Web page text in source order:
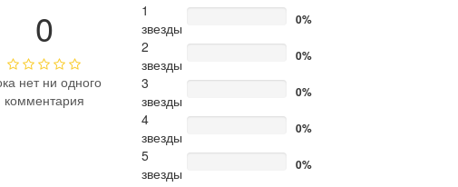
0
нет ни одного
комментария
1
звезды
0%
2
звезды
0%
3
звезды
0%
4
звезды
0%
5
звезды
0%